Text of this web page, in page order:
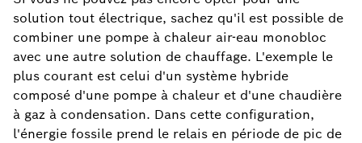
solution tout électrique, sachez qu'il est possible de
combiner une pompe à chaleur air-eau monobloc
avec une autre solution de chauffage. L'exemple le
plus courant est celui d'un système hybride
composé d'une pompe à chaleur et d'une chaudière
à gaz à condensation. Dans cette configuration,
l'énergie fossile prend le relais en période de pic de